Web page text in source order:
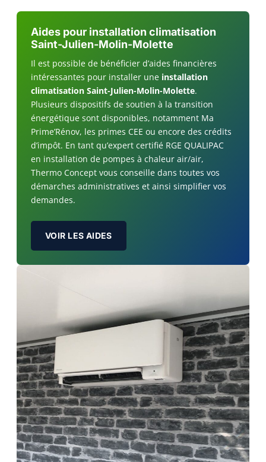
Aides pour installation climatisation
Saint-Julien-Molin-Molette
Il est possible de bénéficier d’aides financières
intéressantes pour installer une installation
climatisation Saint-Julien-Molin-Molette.
Plusieurs dispositifs de soutien à la transition
énergétique sont disponibles, notamment Ma
Prime’Rénov, les primes CEE ou encore des crédits
d’impôt. En tant qu’expert certifié RGE QUALIPAC
en installation de pompes à chaleur air/air,
Thermo Concept vous conseille dans toutes vos
démarches administratives et ainsi simplifier vos
demandes.
VOIR LES AIDES